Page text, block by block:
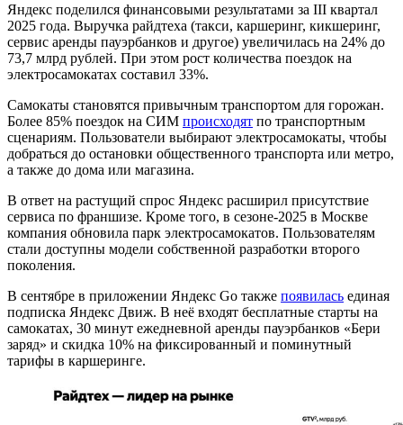
Яндекс поделился финансовыми результатами за III квартал
2025 года. Выручка райдтеха (такси, каршеринг, кикшеринг,
сервис аренды пауэрбанков и другое) увеличилась на 24% до
73,7 млрд рублей. При этом рост количества поездок на
электросамокатах составил 33%.
Самокаты становятся привычным транспортом для горожан.
Более 85% поездок на СИМ происходят по транспортным
сценариям. Пользователи выбирают электросамокаты, чтобы
добраться до остановки общественного транспорта или метро,
а также до дома или магазина.
В ответ на растущий спрос Яндекс расширил присутствие
сервиса по франшизе. Кроме того, в сезоне-2025 в Москве
компания обновила парк электросамокатов. Пользователям
стали доступны модели собственной разработки второго
поколения.
В сентябре в приложении Яндекс Go также появилась единая
подписка Яндекс Движ. В неё входят бесплатные старты на
самокатах, 30 минут ежедневной аренды пауэрбанков «Бери
заряд» и скидка 10% на фиксированный и поминутный
тарифы в каршеринге.